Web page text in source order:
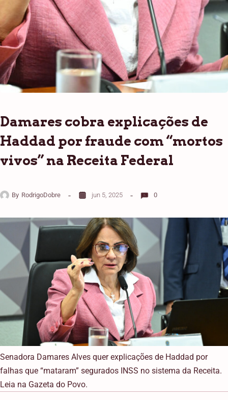
Damares cobra explicações de
Haddad por fraude com “mortos
vivos” na Receita Federal
By RodrigoDobre jun 5, 2025 0
Senadora Damares Alves quer explicações de Haddad por
falhas que “mataram” segurados INSS no sistema da Receita.
Leia na Gazeta do Povo.